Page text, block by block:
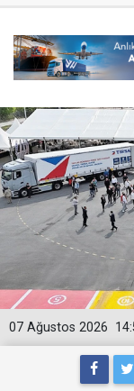
07 Ağustos 2026